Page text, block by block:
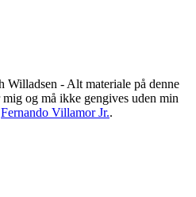
- Alt materiale på denne
og må ikke gengives uden min
Fernando Villamor Jr..